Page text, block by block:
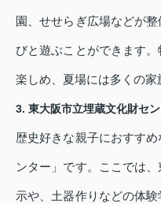
園、せせらぎ広場などが
びと遊ぶことができます
楽しめ、夏場には多くの家
3. 東大阪市立埋蔵文化財セ
歴史好きな親子におすす
ンター」です。ここでは
示や、土器作りなどの体